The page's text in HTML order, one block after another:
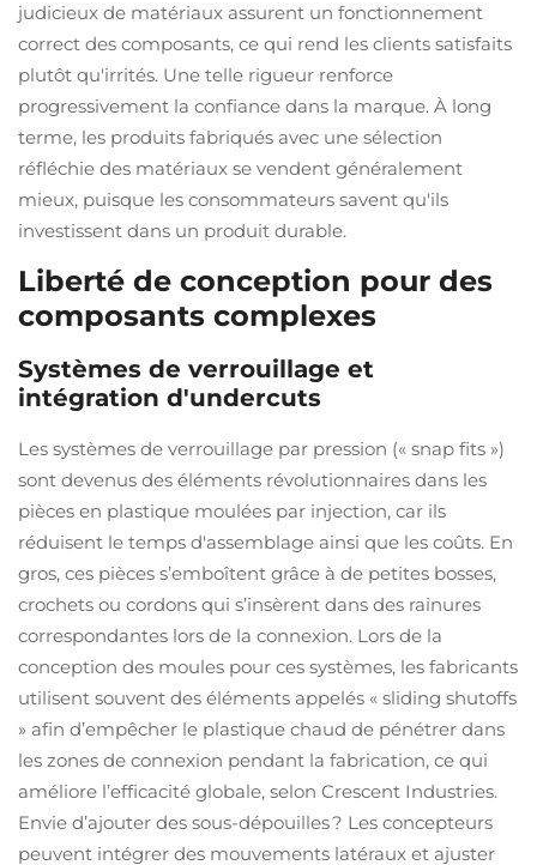
judicieux de matériaux assurent un fonctionnement
correct des composants, ce qui rend les clients satisfaits
plutôt qu'irrités. Une telle rigueur renforce
progressivement la confiance dans la marque. À long
terme, les produits fabriqués avec une sélection
réfléchie des matériaux se vendent généralement
mieux, puisque les consommateurs savent qu'ils
investissent dans un produit durable.
Liberté de conception pour des
composants complexes
Systèmes de verrouillage et
intégration d'undercuts
Les systèmes de verrouillage par pression (« snap fits »)
sont devenus des éléments révolutionnaires dans les
pièces en plastique moulées par injection, car ils
réduisent le temps d'assemblage ainsi que les coûts. En
gros, ces pièces s’emboîtent grâce à de petites bosses,
crochets ou cordons qui s’insèrent dans des rainures
correspondantes lors de la connexion. Lors de la
conception des moules pour ces systèmes, les fabricants
utilisent souvent des éléments appelés « sliding shutoffs
» afin d’empêcher le plastique chaud de pénétrer dans
les zones de connexion pendant la fabrication, ce qui
améliore l’efficacité globale, selon Crescent Industries.
Envie d’ajouter des sous-dépouilles ? Les concepteurs
peuvent intégrer des mouvements latéraux et ajuster